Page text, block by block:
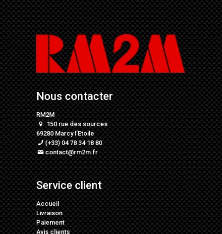
Nous contacter
RM2M
150 rue des sources
69280 Marcy l’Etoile
(+33) 04 78 34 18 80
contact@rm2m.fr
Service client
Accueil
Livraison
Paiement
Avis clients